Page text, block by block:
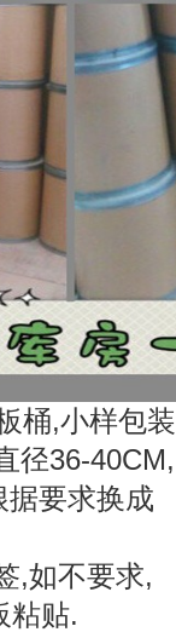
桶,小样包装
径36-40CM,
据要求换成
,如不要求,
粘贴.